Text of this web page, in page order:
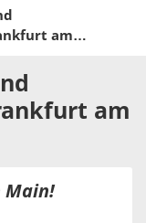
am
am
Main!